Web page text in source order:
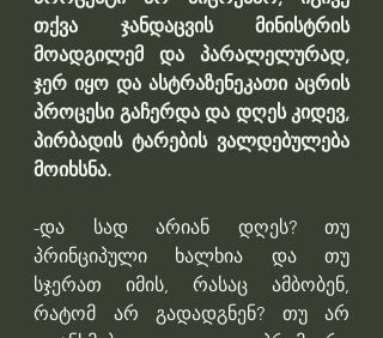
თქვა ჯანდაცვის მინისტრის
მოადგილემ და პარალელურად,
ჯერ იყო და ასტრაზენეკათი აცრის
პროცესი გაჩერდა და დღეს კიდევ,
პირბადის ტარების ვალდებულება
მოიხსნა.
-და სად არიან დღეს? თუ
პრინციპული ხალხია და თუ
სჯერათ იმის, რასაც ამბობენ,
რატომ არ გადადგნენ? თუ არ